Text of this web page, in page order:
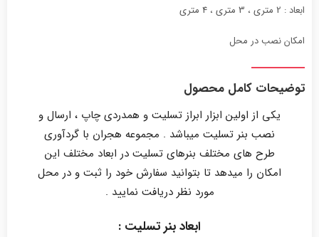
ابعاد : 2 متری ، 3 متری ، 4 متری
امکان نصب در محل
توضیحات کامل محصول
یکی از اولین ابزار ابراز تسلیت و همدردی چاپ ، ارسال و
نصب بنر تسلیت میباشد . مجموعه هجران با گردآوری
طرح های مختلف بنرهای تسلیت در ابعاد مختلف این
امکان را میدهد تا بتوانید سفارش خود را ثبت و در محل
مورد نظر دریافت نمایید .
ابعاد بنر تسلیت :